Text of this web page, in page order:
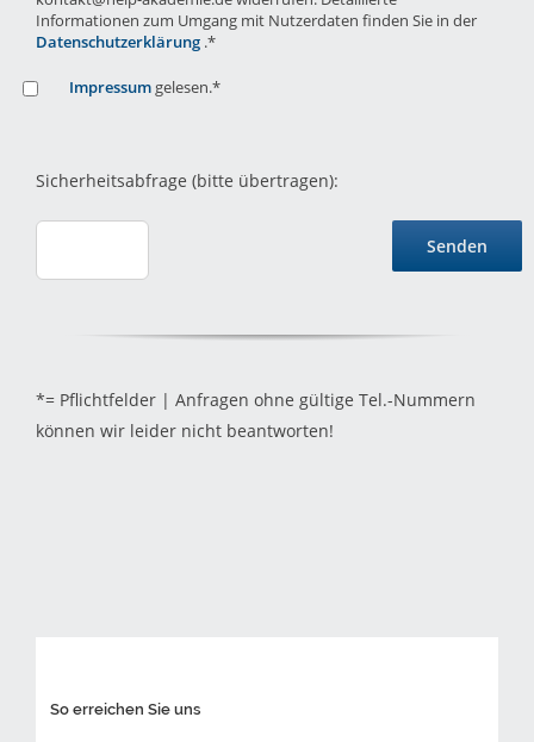
Informationen zum Umgang mit Nutzerdaten finden Sie in der
Datenschutzerklärung .*
Impressum gelesen.*
Sicherheitsabfrage (bitte übertragen):
*= Pflichtfelder | Anfragen ohne gültige Tel.-Nummern
können wir leider nicht beantworten!
So erreichen Sie uns